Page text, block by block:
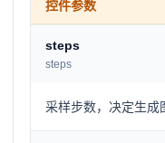
控件参数
steps
steps
采样步数，决定生成